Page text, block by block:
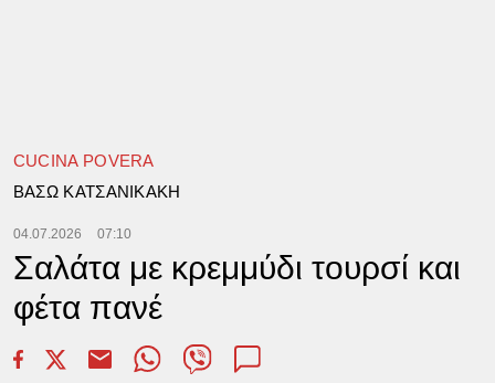
CUCINA POVERA
ΒΑΣΩ ΚΑΤΣΑΝΙΚΑΚΗ
04.07.2026 07:10
Σαλάτα με κρεμμύδι τουρσί και
φέτα πανέ